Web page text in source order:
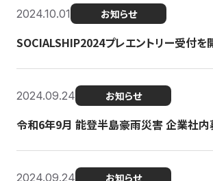
2024.10.01 お知らせ
SOCIALSHIP2024プレエントリー受付を
2024.09.24 お知らせ
令和6年9月 能登半島豪雨災害 企業社内
2024.09.24 お知らせ